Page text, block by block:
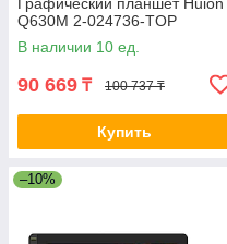
Графический планшет Huion
Q630M 2-024736-TOP
В наличии 10 ед.
90 669 ₸ 100 737 ₸
Купить
–10%